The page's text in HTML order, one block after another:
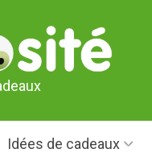
Idées de cadeaux